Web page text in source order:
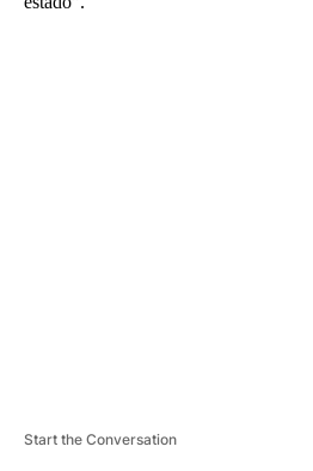
Start the Conversation